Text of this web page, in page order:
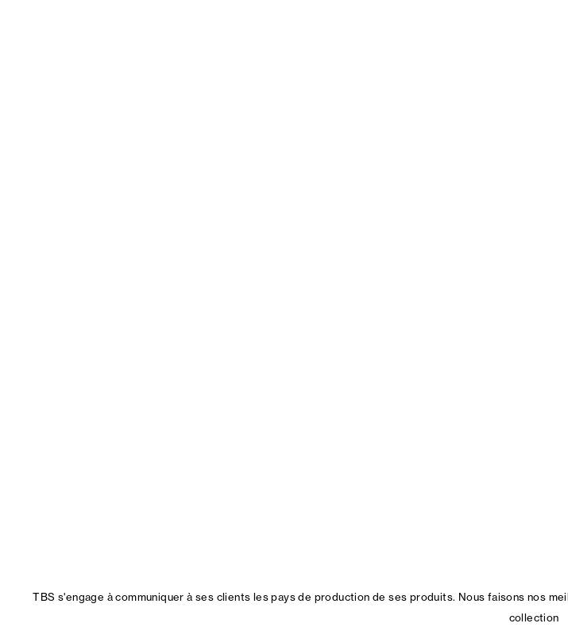
TBS s'engage à communiquer à ses clients les pays de production de ses produits. Nous faisons nos
collection